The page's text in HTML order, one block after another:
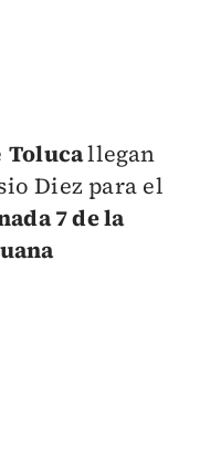
Tolucallegan
Diez para el
7 de la